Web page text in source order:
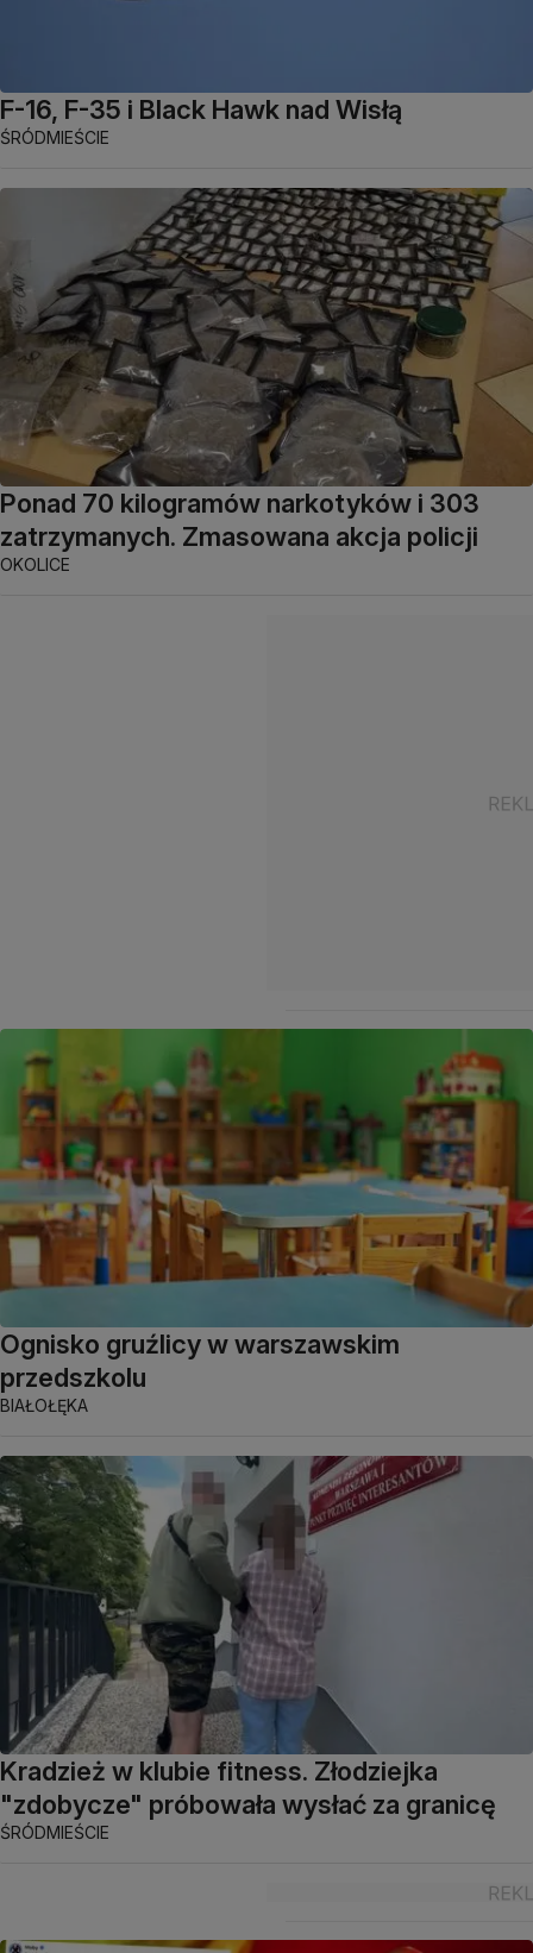
F-16, F-35 i Black Hawk nad Wisłą
ŚRÓDMIEŚCIE
Ponad 70 kilogramów narkotyków i 303
zatrzymanych. Zmasowana akcja policji
OKOLICE
Ognisko gruźlicy w warszawskim
przedszkolu
BIAŁOŁĘKA
Kradzież w klubie fitness. Złodziejka
"zdobycze" próbowała wysłać za granicę
ŚRÓDMIEŚCIE